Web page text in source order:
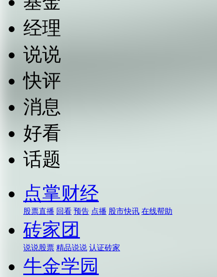
经理
说说
快评
消息
好看
话题
点掌财经
股票直播 回看 预告 点播 股市快讯 在线帮助
砖家团
说说股票 精品说说 认证砖家
牛金学园